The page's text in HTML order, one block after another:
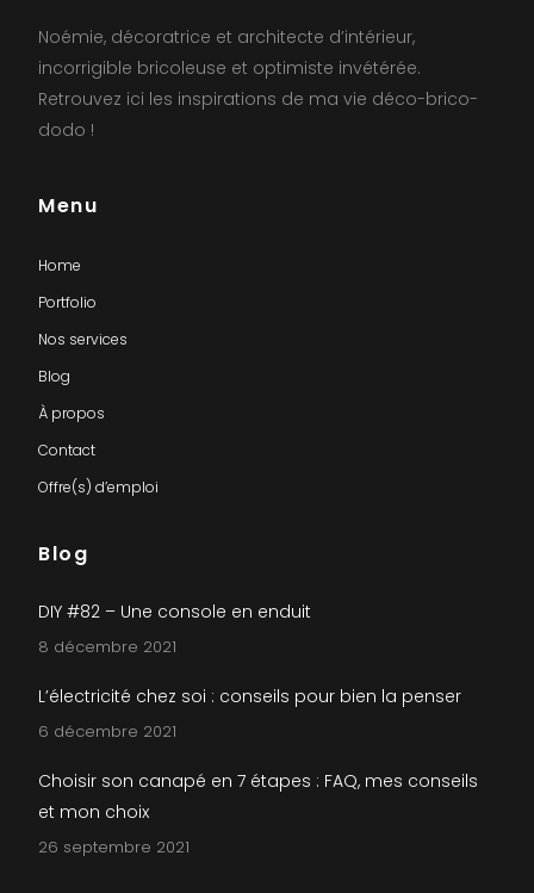
Noémie, décoratrice et architecte d’intérieur,
incorrigible bricoleuse et optimiste invétérée.
Retrouvez ici les inspirations de ma vie déco-brico-
dodo !
Menu
Home
Portfolio
Nos services
Blog
À propos
Contact
Offre(s) d’emploi
Blog
DIY #82 – Une console en enduit
8 décembre 2021
L’électricité chez soi : conseils pour bien la penser
6 décembre 2021
Choisir son canapé en 7 étapes : FAQ, mes conseils
et mon choix
26 septembre 2021